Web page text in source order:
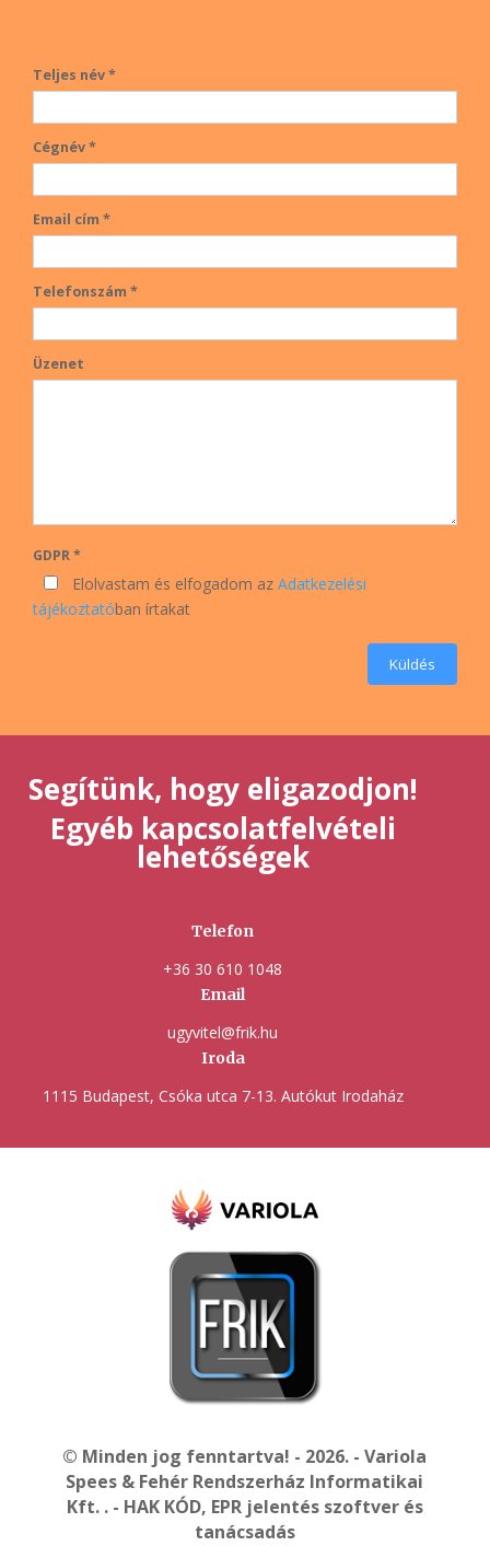
Teljes név *
Cégnév *
Email cím *
Telefonszám *
Üzenet
GDPR *
Elolvastam és elfogadom az Adatkezelési
tájékoztatóban írtakat
Küldés
Segítünk, hogy eligazodjon!
Egyéb kapcsolatfelvételi
lehetőségek
Telefon
+36 30 610 1048
Email
ugyvitel@frik.hu
Iroda
1115 Budapest, Csóka utca 7-13. Autókut Irodaház
© Minden jog fenntartva! - 2026. - Variola
Spees & Fehér Rendszerház Informatikai
Kft. . - HAK KÓD, EPR jelentés szoftver és
tanácsadás